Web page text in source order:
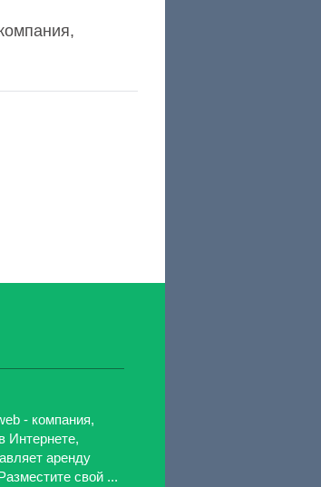
- компания,
Интернете,
аренду
свой ...